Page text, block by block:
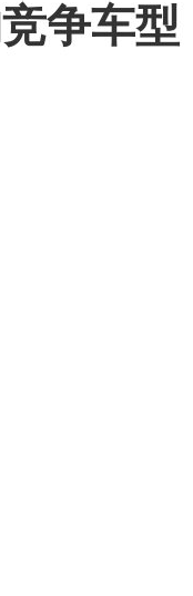
争车型